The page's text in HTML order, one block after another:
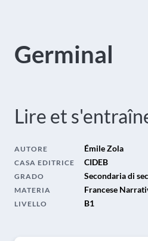
Germinal
Lire et
AUTORE Émile Zola
CASA EDITRICE CIDEB
GRADO Secondaria di
MATERIA Francese
LIVELLO B1